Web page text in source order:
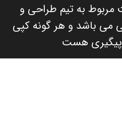
به تیم طراحی و
می باشد و هر گونه کپی
پیگیری هست